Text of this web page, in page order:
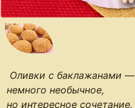
Оливки с баклажанами —
немного необычное,
но интересное сочетание.